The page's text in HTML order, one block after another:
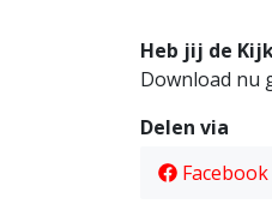
Heb jij de
Download nu
Delen via
Facebook